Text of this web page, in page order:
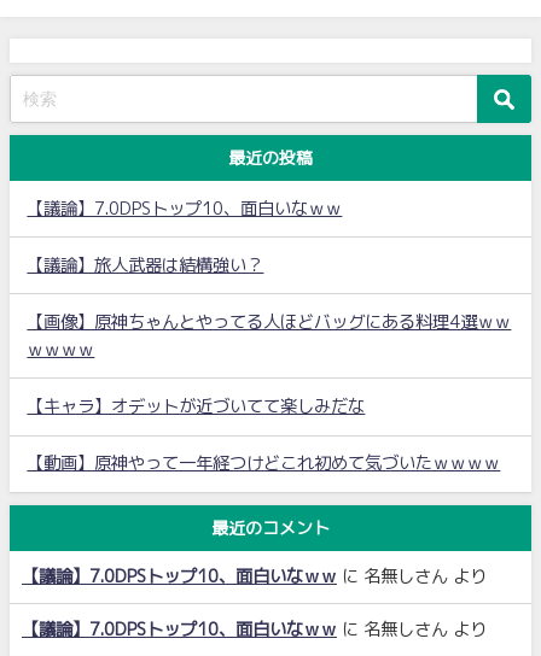
最近の投稿
【議論】7.0DPSトップ10、面白いなｗｗ
【議論】旅人武器は結構強い？
【画像】原神ちゃんとやってる人ほどバッグにある料理4選ｗｗ
ｗｗｗｗ
【キャラ】オデットが近づいてて楽しみだな
【動画】原神やって一年経つけどこれ初めて気づいたｗｗｗｗ
最近のコメント
【議論】7.0DPSトップ10、面白いなｗｗ に 名無しさん より
【議論】7.0DPSトップ10、面白いなｗｗ に 名無しさん より